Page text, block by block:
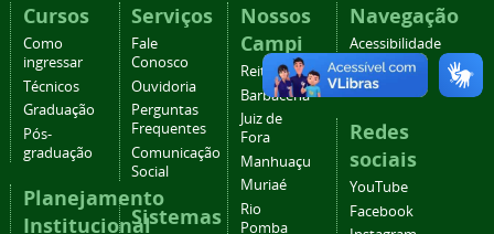
Cursos
Como
ingressar
Técnicos
Graduação
Pós-
graduação
Planejamento
Institucional
Serviços
Fale
Conosco
Ouvidoria
Perguntas
Frequentes
Comunicação
Social
Sistemas
Nossos
Campi
Reitoria
Barbacena
Juiz de
Fora
Manhuaçu
Muriaé
Rio
Pomba
Navegação
Acessibilidade
Mapa do
site
Redes
sociais
YouTube
Facebook